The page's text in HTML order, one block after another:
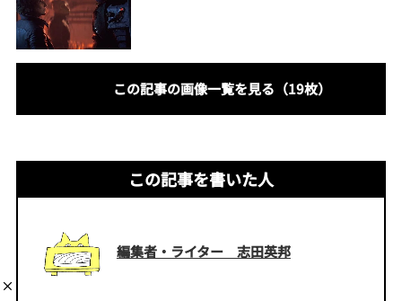
この記事の画像一覧を見る（19枚）
この記事を書いた人
編集者・ライター 志田英邦